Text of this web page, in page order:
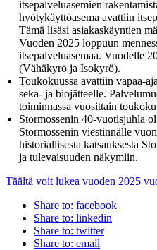
itsepalveluasemien
hyötykäyttöasema avattiin
Tämä lisäsi asiakaskäyntien
Vuoden 2025 loppuun
itsepalveluasemaa. Vuodelle
(Vähäkyrö ja Isokyrö).
Toukokuussa avattiin vapaa-
seka- ja biojätteelle.
toiminnassa vuosittain
Stormossenin 40-vuotisjuhla
Stormossenin viestinnälle
historiallisesta katsauksesta
ja tulevaisuuden näkymiin.
Täältä voit lukea vuoden 2025
Share to: facebook
Share to: linkedin
Share to: twitter
Share to: email